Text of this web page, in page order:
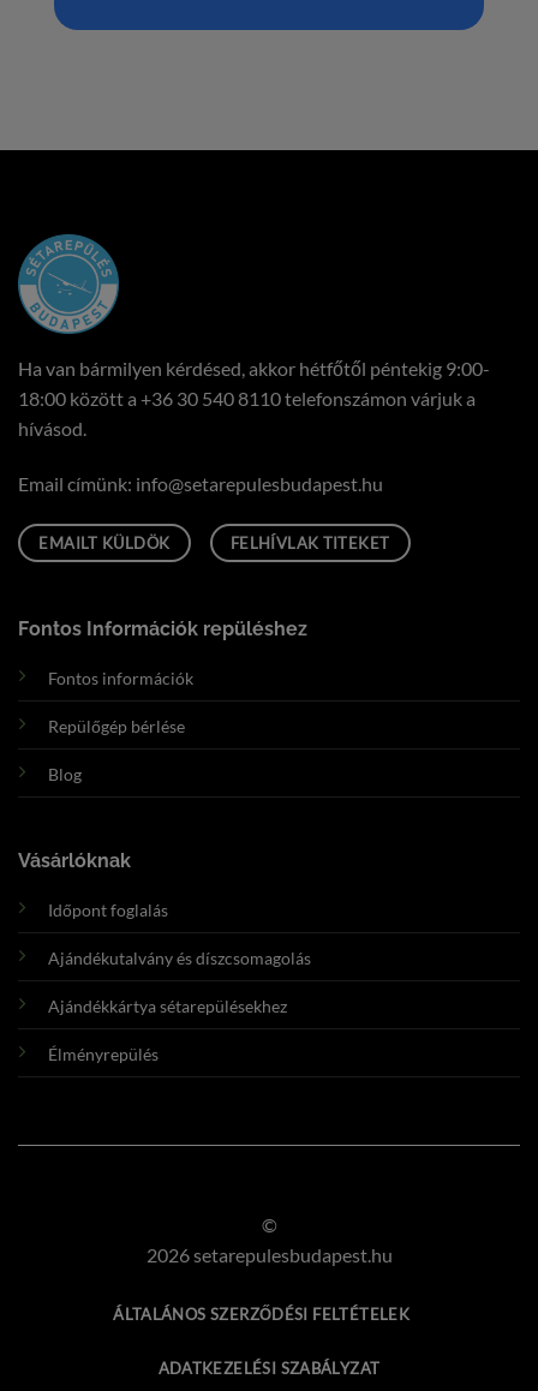
Ha van bármilyen kérdésed, akkor hétfőtől péntekig 9:00-
18:00 között a +36 30 540 8110telefonszámon várjuk a
hívásod.
Email címünk: uh.tsepadubseluperates@ofni
EMAILT KÜLDÖK FELHÍVLAK TITEKET
Fontos Információk repüléshez
Fontos információk
Repülőgép bérlése
Blog
Vásárlóknak
Időpont foglalás
Ajándékutalvány és díszcsomagolás
Ajándékkártya sétarepülésekhez
Élményrepülés
©
2026 setarepulesbudapest.hu
ÁLTALÁNOS SZERZŐDÉSI FELTÉTELEK
ADATKEZELÉSI SZABÁLYZAT